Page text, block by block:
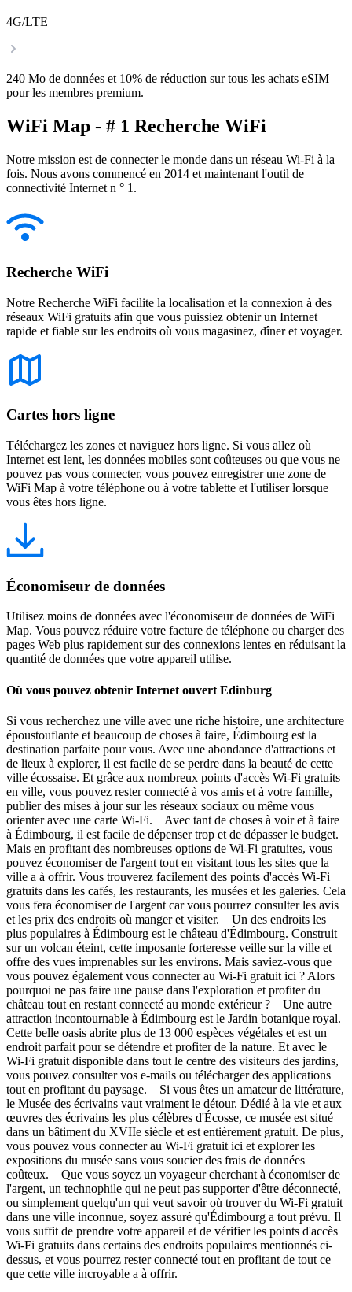
4G/LTE
240 Mo de données et 10% de réduction sur tous les achats eSIM
pour les membres premium.
WiFi Map - # 1 Recherche WiFi
Notre mission est de connecter le monde dans un réseau Wi-Fi à la
fois. Nous avons commencé en 2014 et maintenant l'outil de
connectivité Internet n ° 1.
Recherche WiFi
Notre Recherche WiFi facilite la localisation et la connexion à des
réseaux WiFi gratuits afin que vous puissiez obtenir un Internet
rapide et fiable sur les endroits où vous magasinez, dîner et voyager.
Cartes hors ligne
Téléchargez les zones et naviguez hors ligne. Si vous allez où
Internet est lent, les données mobiles sont coûteuses ou que vous ne
pouvez pas vous connecter, vous pouvez enregistrer une zone de
WiFi Map à votre téléphone ou à votre tablette et l'utiliser lorsque
vous êtes hors ligne.
Économiseur de données
Utilisez moins de données avec l'économiseur de données de WiFi
Map. Vous pouvez réduire votre facture de téléphone ou charger des
pages Web plus rapidement sur des connexions lentes en réduisant la
quantité de données que votre appareil utilise.
Où vous pouvez obtenir Internet ouvert Edinburg
Si vous recherchez une ville avec une riche histoire, une architecture
époustouflante et beaucoup de choses à faire, Édimbourg est la
destination parfaite pour vous. Avec une abondance d'attractions et
de lieux à explorer, il est facile de se perdre dans la beauté de cette
ville écossaise. Et grâce aux nombreux points d'accès Wi-Fi gratuits
en ville, vous pouvez rester connecté à vos amis et à votre famille,
publier des mises à jour sur les réseaux sociaux ou même vous
orienter avec une carte Wi-Fi. Avec tant de choses à voir et à faire
à Édimbourg, il est facile de dépenser trop et de dépasser le budget.
Mais en profitant des nombreuses options de Wi-Fi gratuites, vous
pouvez économiser de l'argent tout en visitant tous les sites que la
ville a à offrir. Vous trouverez facilement des points d'accès Wi-Fi
gratuits dans les cafés, les restaurants, les musées et les galeries. Cela
vous fera économiser de l'argent car vous pourrez consulter les avis
et les prix des endroits où manger et visiter. Un des endroits les
plus populaires à Édimbourg est le château d'Édimbourg. Construit
sur un volcan éteint, cette imposante forteresse veille sur la ville et
offre des vues imprenables sur les environs. Mais saviez-vous que
vous pouvez également vous connecter au Wi-Fi gratuit ici ? Alors
pourquoi ne pas faire une pause dans l'exploration et profiter du
château tout en restant connecté au monde extérieur ? Une autre
attraction incontournable à Édimbourg est le Jardin botanique royal.
Cette belle oasis abrite plus de 13 000 espèces végétales et est un
endroit parfait pour se détendre et profiter de la nature. Et avec le
Wi-Fi gratuit disponible dans tout le centre des visiteurs des jardins,
vous pouvez consulter vos e-mails ou télécharger des applications
tout en profitant du paysage. Si vous êtes un amateur de littérature,
le Musée des écrivains vaut vraiment le détour. Dédié à la vie et aux
œuvres des écrivains les plus célèbres d'Écosse, ce musée est situé
dans un bâtiment du XVIIe siècle et est entièrement gratuit. De plus,
vous pouvez vous connecter au Wi-Fi gratuit ici et explorer les
expositions du musée sans vous soucier des frais de données
coûteux. Que vous soyez un voyageur cherchant à économiser de
l'argent, un technophile qui ne peut pas supporter d'être déconnecté,
ou simplement quelqu'un qui veut savoir où trouver du Wi-Fi gratuit
dans une ville inconnue, soyez assuré qu'Édimbourg a tout prévu. Il
vous suffit de prendre votre appareil et de vérifier les points d'accès
Wi-Fi gratuits dans certains des endroits populaires mentionnés ci-
dessus, et vous pourrez rester connecté tout en profitant de tout ce
que cette ville incroyable a à offrir.